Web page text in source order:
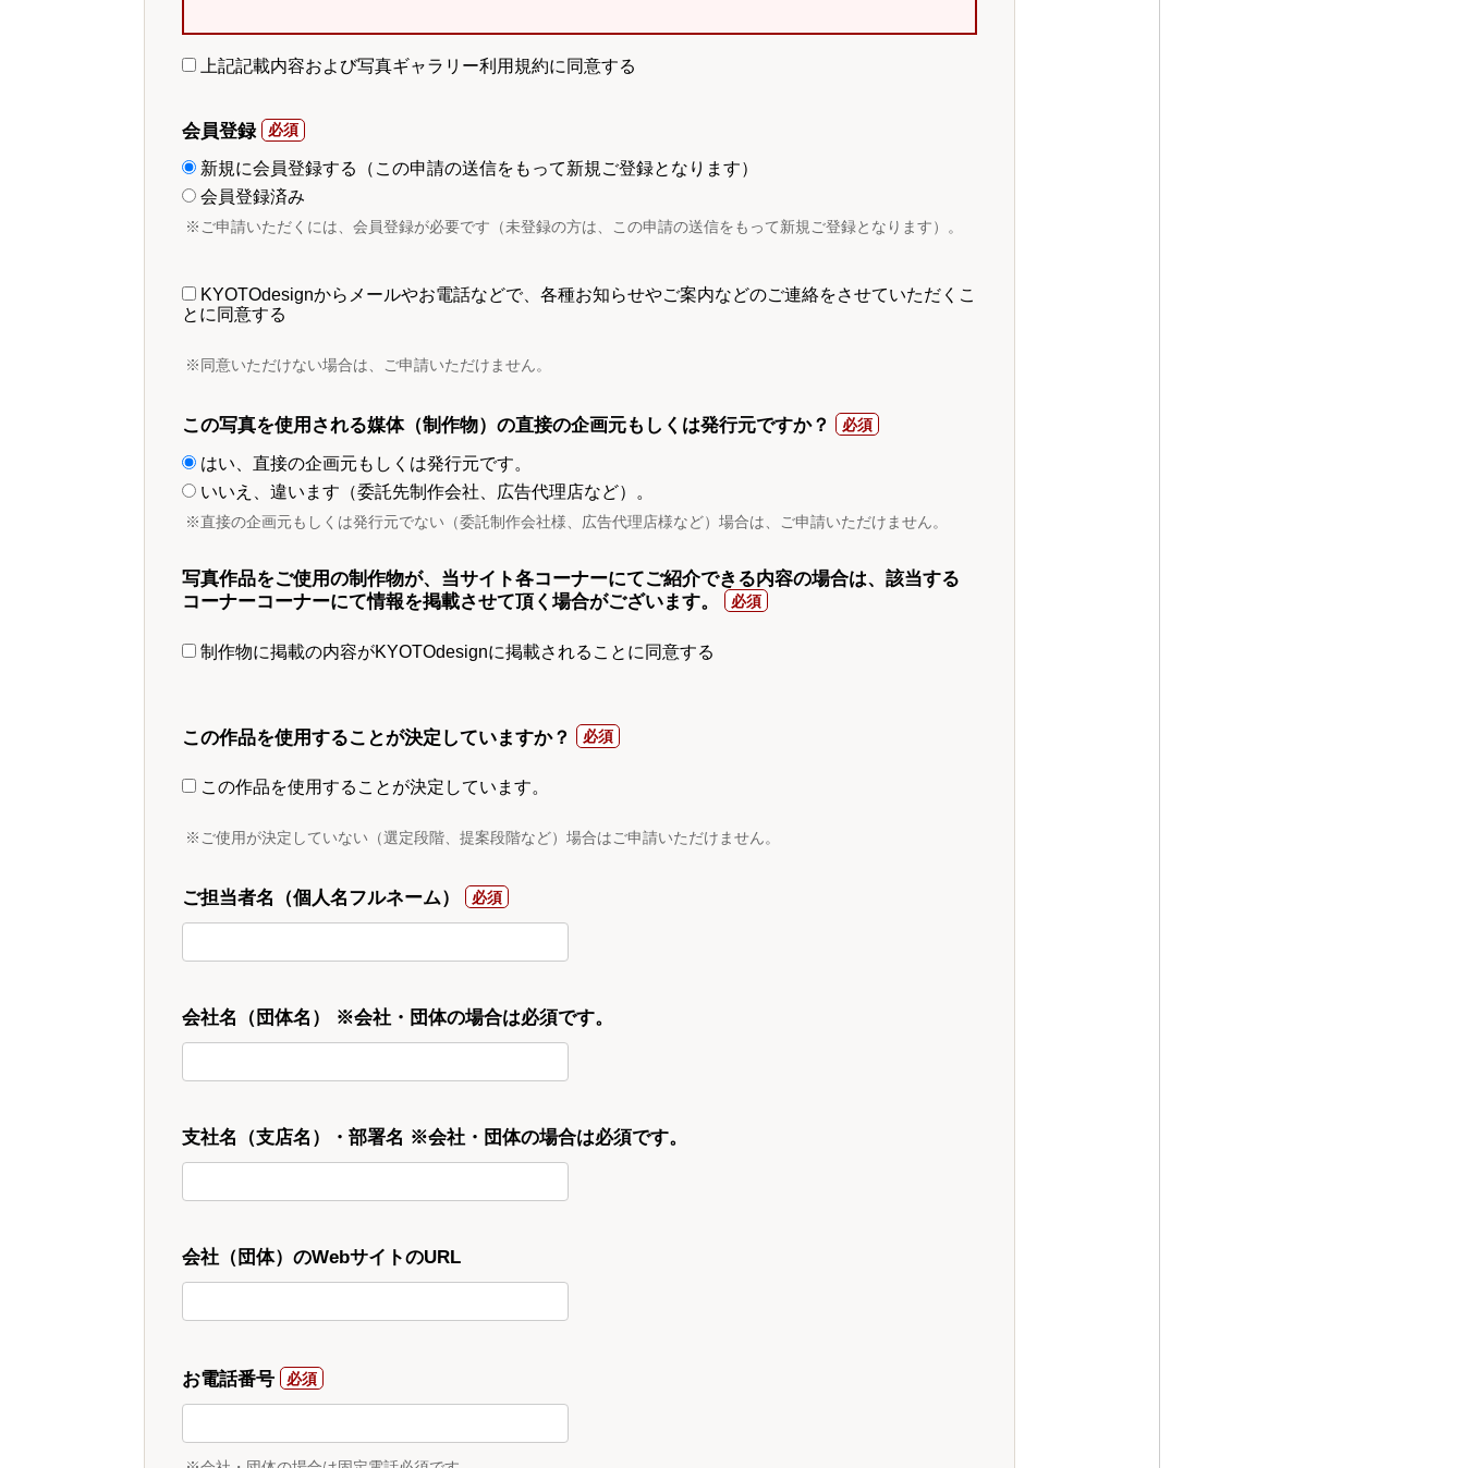
上記記載内容および写真ギャラリー利用規約に同意する
会員登録
新規に会員登録する（この申請の送信をもって新規ご登録となります）
会員登録済み
※ご申請いただくには、会員登録が必要です（未登録の方は、この申請の送信をもって新規ご登録となります）。
KYOTOdesignからメールやお電話などで、各種お知らせやご案内などのご連絡をさせていただくこ
とに同意する
※同意いただけない場合は、ご申請いただけません。
この写真を使用される媒体（制作物）の直接の企画元もしくは発行元ですか？
はい、直接の企画元もしくは発行元です。
いいえ、違います（委託先制作会社、広告代理店など）。
※直接の企画元もしくは発行元でない（委託制作会社様、広告代理店様など）場合は、ご申請いただけません。
写真作品をご使用の制作物が、当サイト各コーナーにてご紹介できる内容の場合は、該当する
コーナーコーナーにて情報を掲載させて頂く場合がございます。
制作物に掲載の内容がKYOTOdesignに掲載されることに同意する
この作品を使用することが決定していますか？
この作品を使用することが決定しています。
※ご使用が決定していない（選定段階、提案段階など）場合はご申請いただけません。
ご担当者名（個人名フルネーム）
会社名（団体名） ※会社・団体の場合は必須です。
支社名（支店名）・部署名 ※会社・団体の場合は必須です。
会社（団体）のWebサイトのURL
お電話番号